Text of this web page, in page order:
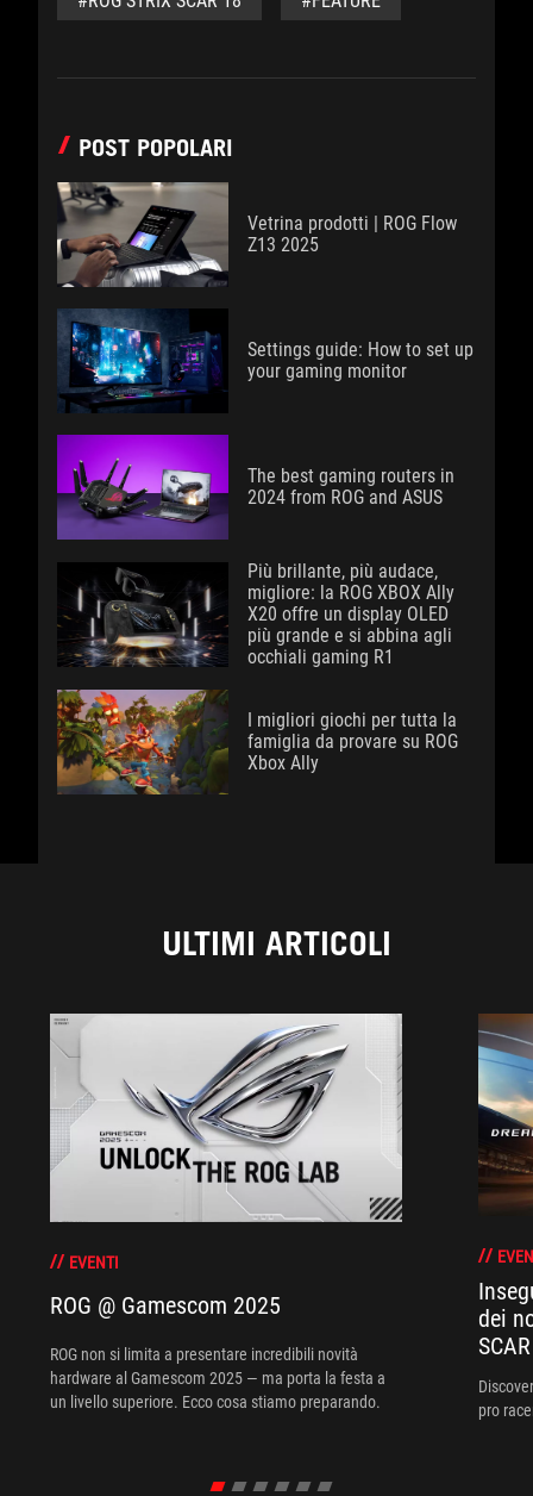
POST POPOLARI
Vetrina prodotti | ROG Flow
Z13 2025
Settings guide: How to set up
your gaming monitor
The best gaming routers in
2024 from ROG and ASUS
Più brillante, più audace,
migliore: la ROG XBOX Ally
X20 offre un display OLED
più grande e si abbina agli
occhiali gaming R1
I migliori giochi per tutta la
famiglia da provare su ROG
Xbox Ally
ULTIMI ARTICOLI
EVENTI
ROG @ Gamescom 2025
ROG non si limita a presentare incredibili novità
hardware al Gamescom 2025 — ma porta la festa a
un livello superiore. Ecco cosa stiamo preparando.
dei
pro